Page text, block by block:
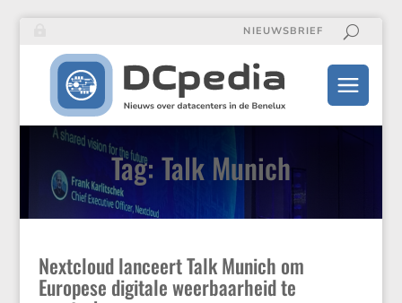
NIEUWSBRIEF
Tag: Talk Munich
Nextcloud lanceert Talk Munich om
Europese digitale weerbaarheid te